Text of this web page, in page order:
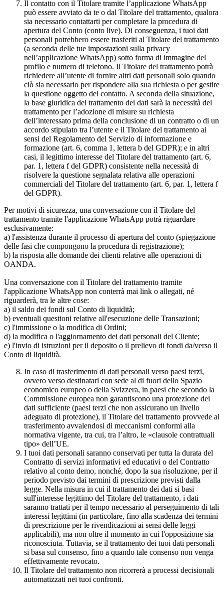
Il contatto con il Titolare tramite l’applicazione WhatsApp
può essere avviato da te o dal Titolare del trattamento, qualora
sia necessario contattarti per completare la procedura di
apertura del Conto (conto live). Di conseguenza, i tuoi dati
personali potrebbero essere trasferiti al Titolare del trattamento
(a seconda delle tue impostazioni sulla privacy
nell’applicazione WhatsApp) sotto forma di immagine del
profilo e numero di telefono. Il Titolare del trattamento potrà
richiedere all’utente di fornire altri dati personali solo quando
ciò sia necessario per rispondere alla sua richiesta o per gestire
la questione oggetto del contatto. A seconda della situazione,
la base giuridica del trattamento dei dati sarà la necessità del
trattamento per l’adozione di misure su richiesta
dell’interessato prima della conclusione di un contratto o di un
accordo stipulato tra l’utente e il Titolare del trattamento ai
sensi del Regolamento del Servizio di informazione e
formazione (art. 6, comma 1, lettera b del GDPR); e in altri
casi, il legittimo interesse del Titolare del trattamento (art. 6,
par. 1, lettera f del GDPR) consistente nella necessità di
risolvere la questione segnalata relativa alle operazioni
commerciali del Titolare del trattamento (art. 6, par. 1, lettera f
del GDPR).
Per motivi di sicurezza, una conversazione con il Titolare del
trattamento tramite l'applicazione WhatsApp potrà riguardare
esclusivamente:
a) l'assistenza durante il processo di apertura del conto (spiegazione
delle fasi che compongono la procedura di registrazione);
b) la risposta alle domande dei clienti relative alle operazioni di
OANDA.
Una conversazione con il Titolare del trattamento tramite
l'applicazione WhatsApp non conterrà mai link o allegati, né
riguarderà, tra le altre cose:
a) il saldo dei fondi sul Conto di liquidità;
b) eventuali questioni relative all'esecuzione delle Transazioni;
c) l'immissione o la modifica di Ordini;
d) la modifica o l'aggiornamento dei dati personali del Cliente;
e) l'invio di istruzioni per il deposito o il prelievo di fondi da/verso il
Conto di liquidità.
In caso di trasferimento di dati personali verso paesi terzi,
ovvero verso destinatari con sede al di fuori dello Spazio
economico europeo o della Svizzera, in paesi che secondo la
Commissione europea non garantiscono una protezione dei
dati sufficiente (paesi terzi che non assicurano un livello
adeguato di protezione), il Titolare del trattamento provvede al
trasferimento avvalendosi di meccanismi conformi alla
normativa vigente, tra cui, tra l’altro, le «clausole contrattuali
tipo» dell’UE.
I tuoi dati personali saranno conservati per tutta la durata del
Contratto di servizi informativi ed educativi o del Contratto
relativo al conto demo, nonché, dopo la sua risoluzione, per il
periodo previsto dai termini di prescrizione previsti dalla
legge. Nella misura in cui il trattamento dei dati si basi
sull'interesse legittimo del Titolare del trattamento, i dati
saranno trattati per il tempo necessario al perseguimento di tali
interessi legittimi (in particolare, fino alla scadenza dei termini
di prescrizione per le rivendicazioni ai sensi delle leggi
applicabili), ma non oltre il momento in cui l'opposizione sia
riconosciuta. Tuttavia, se il trattamento dei tuoi dati personali
si basa sul consenso, fino a quando tale consenso non venga
effettivamente revocato.
Il Titolare del trattamento non ricorrerà a processi decisionali
automatizzati nei tuoi confronti.